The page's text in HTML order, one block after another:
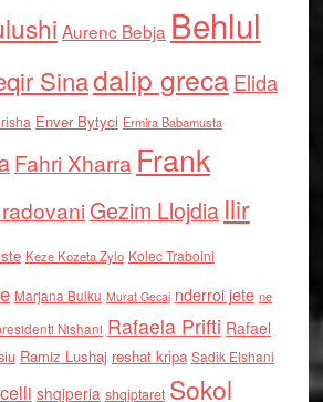
Aurenc Bebja Behlul
Sinadalip grecaElida
Enver Bytyci Ermira Babamusta
Fahri Xharra Frank
Gezim Llojdia Ilir
Keze Kozeta Zylo Kolec Traboini
Marjana Bulku Murat Gecaj nderroi jete ne
Nishani Rafaela Prifti Rafael
Ramiz Lushaj reshat kripa Sadik Elshani
shqiperia shqiptaret Sokol